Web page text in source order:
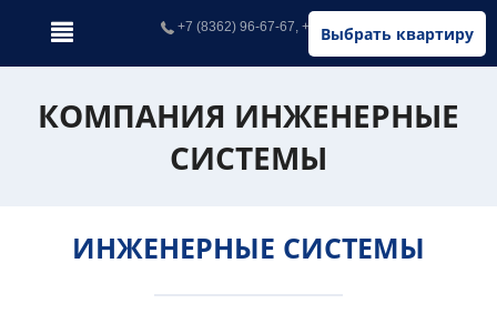
Выбрать квартиру
+7 (8362) 96-67-67, +7 (902) 326-67-67
КОМПАНИЯ ИНЖЕНЕРНЫЕ
СИСТЕМЫ
ИНЖЕНЕРНЫЕ СИСТЕМЫ